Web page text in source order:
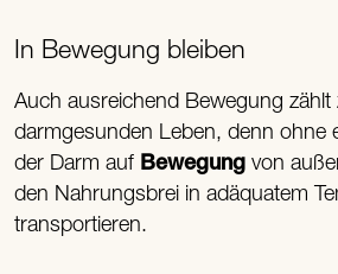
In Bewegung bleiben
Auch ausreichend Bewegung zählt
darmgesunden Leben, denn ohne
der Darm auf Bewegungvon
den Nahrungsbrei in adäquatem
transportieren.